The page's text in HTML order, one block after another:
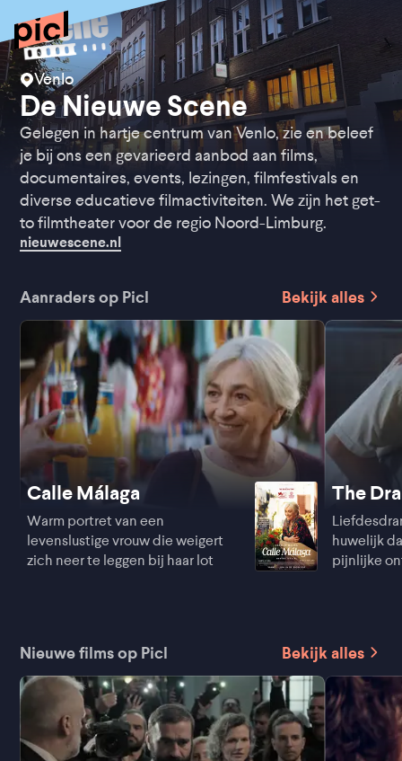
Venlo
De Nieuwe Scene
Gelegen in hartje centrum van Venlo, zie en beleef
je bij ons een gevarieerd aanbod aan films,
documentaires, events, lezingen, filmfestivals en
diverse educatieve filmactiviteiten. We zijn het get-
to filmtheater voor de regio Noord-Limburg.
nieuwescene.nl
Aanraders op Picl Bekijk alles
Calle Málaga
Warm portret van een
levenslustige vrouw die weigert
zich neer te leggen bij haar lot
The
huwelijk
pijnlijke
Nieuwe films op Picl Bekijk alles